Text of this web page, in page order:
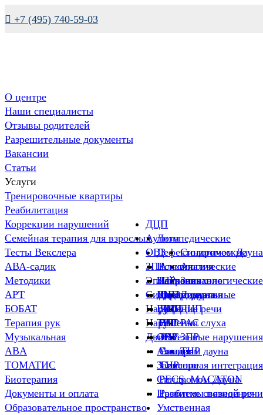
 +7 (495) 740-59-03
О центре
Наши специалисты
Отзывы родителей
Разрешительные документы
Вакансии
Статьи
Услуги
Тренировочные квартиры
Реабилитация
ДЦП
Аутизм
ОВЗ
ЗПР
Эпилепсия
Синдром дауна
Нарушение речи
Нарушения слуха
Двигательные нарушения
Коррекции нарушений
Логопедические
Синдромом Дауна
Алалия
Заикание
Дизартия
ДЦП
РАС
ЗПР
ТНР
Дефектологические
Алалия
Заикание
Дизартрия
ДЦП
РАС
ЗПР
Синдром дауна
ТНР
PECS, MACATON
Развитие связной речи
Психологические
ЗПР
ДЦП
РАС
ТНР
ОВЗ
Алалия
Заикание
Синдромом Дауна
Проблемы поведения
Умственная
Нейропсихологические
ОВЗ
ДЦП
ЗПР
РАС
Алалия
Сенсорная интеграция
Индивидуальные
Семейная терапия для взрослых
Тесты Векслера
АВА-садик
Методики
АРТ
БОБАТ
Терапия рук
Музыкальная
ABA
ТОМАТИС
Биотерапия
Документы и оплата
Образовательное пространство